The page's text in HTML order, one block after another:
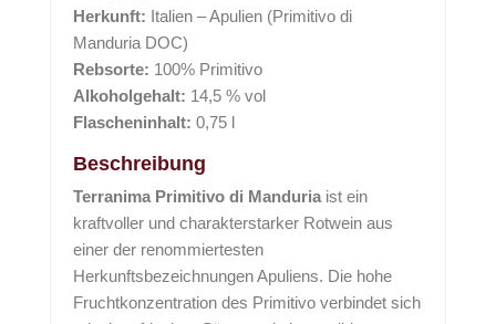
Herkunft: Italien – Apulien (Primitivo di
Manduria DOC)
Rebsorte: 100% Primitivo
Alkoholgehalt: 14,5 % vol
Flascheninhalt: 0,75 l
Beschreibung
Terranima Primitivo di Manduria ist ein
kraftvoller und charakterstarker Rotwein aus
einer der renommiertesten
Herkunftsbezeichnungen Apuliens. Die hohe
Fruchtkonzentration des Primitivo verbindet sich